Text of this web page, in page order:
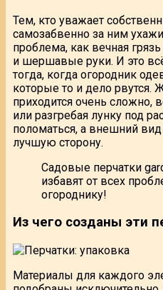
Тем, кто уважает
самозабвенно за ним
проблема, как вечная
и шершавые руки. И это
тогда, когда огородник
которые то и дело
приходится очень сложно,
или разгребая лунку под
поломаться, а внешний
лучшую сторону.
Садовые перчатки
избавят от всех
огороднику!
Из чего созданы эти
Материалы для каждого